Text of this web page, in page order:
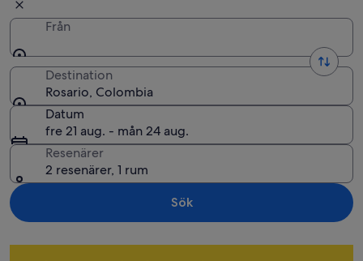
Från
Destination
Rosario, Colombia
Datum
fre 21 aug. - mån 24 aug.
Resenärer
2 resenärer, 1 rum
Sök